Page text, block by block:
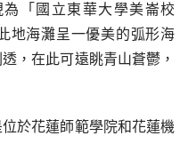
「國立東華大學美崙校
地海灘呈一優美的弧形海
，在此可遠眺青山蒼鬱，
於花蓮師範學院和花蓮機